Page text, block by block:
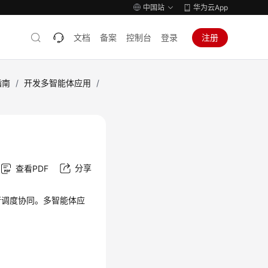
中国站 华为云App
文档 备案 控制台 登录 注册
南 / 开发多智能体应用 /
查看PDF 分享
度协同。多智能体应